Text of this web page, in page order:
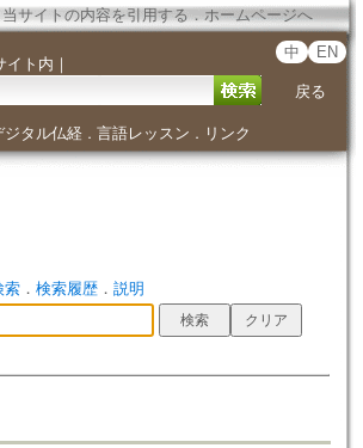
当サイトの内容を引用する ． ホームページへ
イト内 ｜
中 EN
戻る
ジタル仏経． 言語レッスン ． リンク
索． 検索履歴． 説明